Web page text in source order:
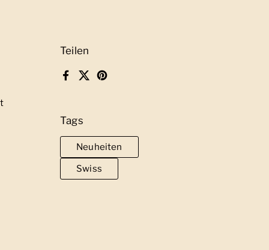
Teilen
Facebook
X (Twitter)
Pinterest
Tags
Neuheiten
Swiss